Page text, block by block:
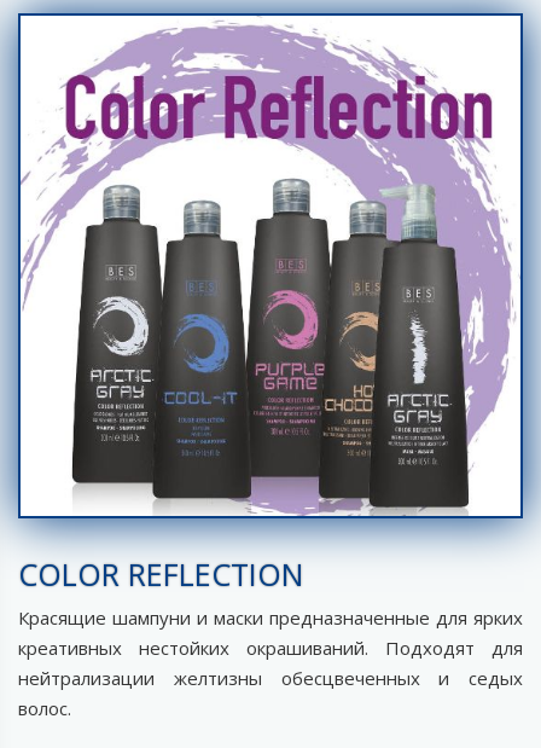
COLOR REFLECTION
Красящие шампуни и маски предназначенные для ярких
креативных нестойких окрашиваний. Подходят для
нейтрализации желтизны обесцвеченных и седых
волос.